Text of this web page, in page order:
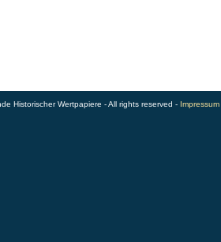
Historischer Wertpapiere - All rights reserved - Impressum